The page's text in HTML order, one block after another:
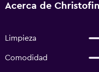
Acerca de
Limpieza
Comodidad